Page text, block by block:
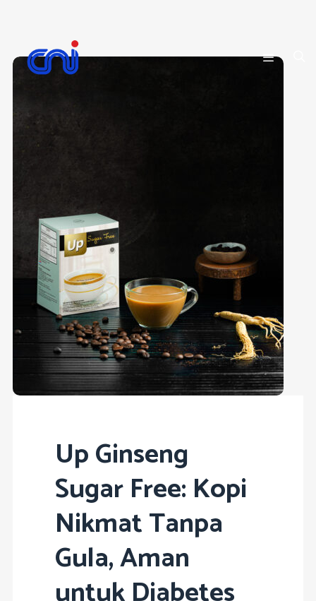
Up Ginseng
Sugar Free: Kopi
Nikmat Tanpa
Gula, Aman